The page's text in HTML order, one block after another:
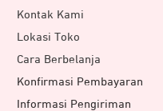
Kontak Kami
Lokasi Toko
Cara Berbelanja
Konfirmasi Pembayaran
Informasi Pengiriman